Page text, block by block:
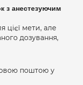
з анестезуючим
цієї мети, але
дозування,
поштою у